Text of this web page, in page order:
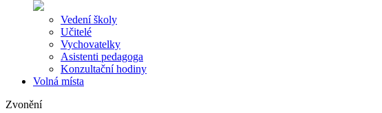
Vedení školy
Učitelé
Vychovatelky
Asistenti pedagoga
Konzultační hodiny
Volná místa
Zvonění